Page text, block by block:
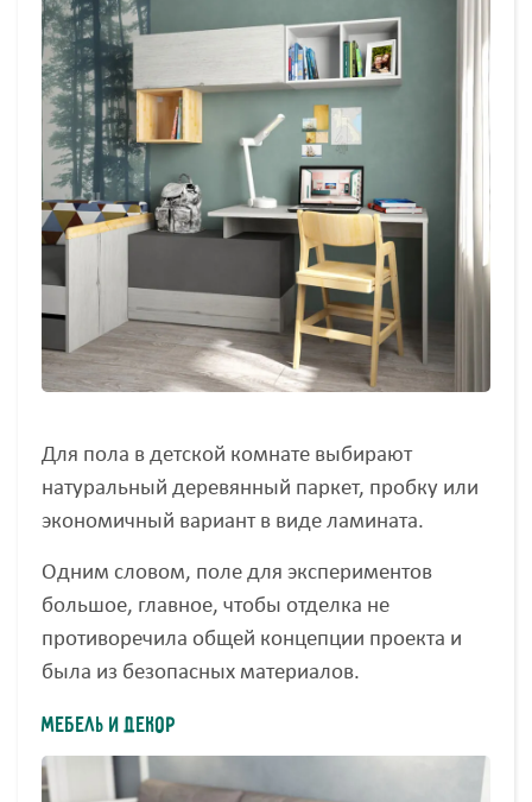
Для пола в детской комнате выбирают
натуральный деревянный паркет, пробку или
экономичный вариант в виде ламината.
Одним словом, поле для экспериментов
большое, главное, чтобы отделка не
противоречила общей концепции проекта и
была из безопасных материалов.
Мебель и декор